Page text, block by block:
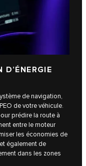
de navigation,
de votre véhicule.
prédire la route à
entre le moteur
les économies de
également de
dans les zones